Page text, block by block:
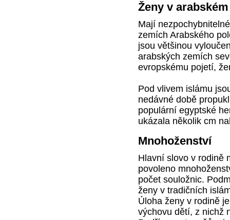
Ženy v
Mají
zemích Arabského
jsou většinou
arabských zemích
evropskému pojetí,
Pod vlivem islámu
nedávné době
populární egyptské
ukázala několik cm
Mnohoženství
Hlavní slovo v rodině
povoleno
počet souložnic.
ženy v tradičních
Úloha ženy v rodině
výchovu dětí, z nichž